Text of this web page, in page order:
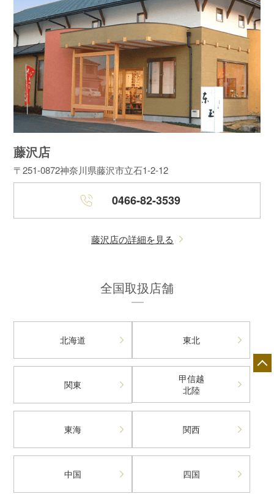
藤沢店
〒251-0872神奈川県藤沢市立石1-2-12
0466-82-3539
藤沢店の詳細を見る
全国取扱店舗
北海道 東北
関東
甲信越
北陸
東海 関西
中国 四国